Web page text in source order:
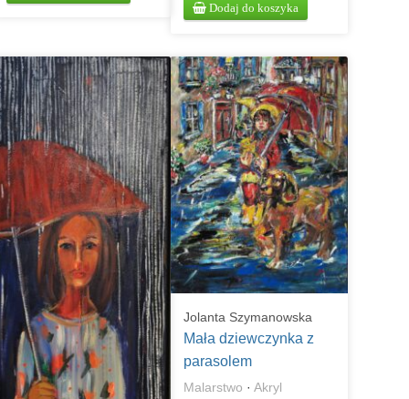
Dodaj do koszyka
Jolanta Szymanowska
Mała dziewczynka z
parasolem
Malarstwo · Akryl